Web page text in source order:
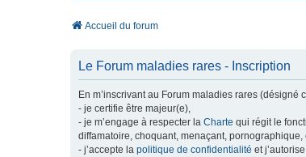
Accueil du forum
Le Forum maladies rares - Inscription
En m’inscrivant au Forum maladies rares
- je certifie être majeur(e),
- je m’engage à respecter la Charte qui régit le
diffamatoire, choquant, menaçant, pornographique,
- j’accepte la politique de confidentialité et